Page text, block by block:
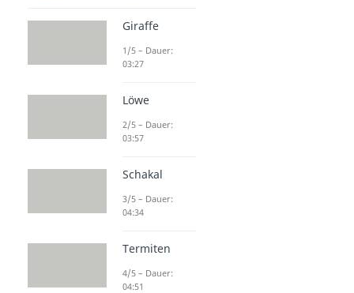
Giraffe
1/5 – Dauer:
03:27
Löwe
2/5 – Dauer:
03:57
Schakal
3/5 – Dauer:
04:34
Termiten
4/5 – Dauer:
04:51